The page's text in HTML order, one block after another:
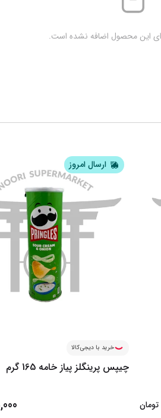
تومان
ارسال امروز
خرید با دیجی‌کالا
چیپس پرینگلز پیاز خامه 165 گرم